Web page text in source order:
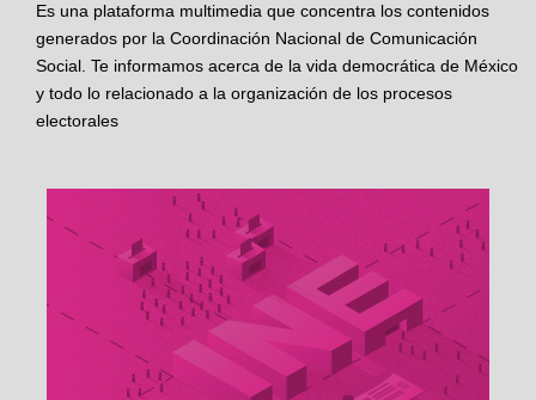
Es una plataforma multimedia que concentra los contenidos
generados por la Coordinación Nacional de Comunicación
Social. Te informamos acerca de la vida democrática de México
y todo lo relacionado a la organización de los procesos
electorales